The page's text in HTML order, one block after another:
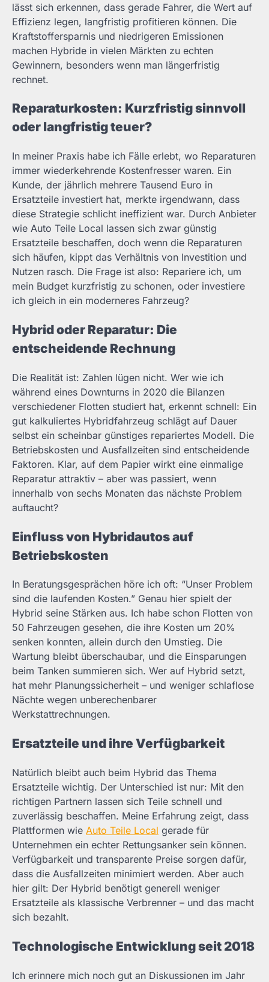
lässt sich erkennen, dass gerade Fahrer, die Wert auf
Effizienz legen, langfristig profitieren können. Die
Kraftstoffersparnis und niedrigeren Emissionen
machen Hybride in vielen Märkten zu echten
Gewinnern, besonders wenn man längerfristig
rechnet.
Reparaturkosten: Kurzfristig sinnvoll
oder langfristig teuer?
In meiner Praxis habe ich Fälle erlebt, wo Reparaturen
immer wiederkehrende Kostenfresser waren. Ein
Kunde, der jährlich mehrere Tausend Euro in
Ersatzteile investiert hat, merkte irgendwann, dass
diese Strategie schlicht ineffizient war. Durch Anbieter
wie Auto Teile Local lassen sich zwar günstig
Ersatzteile beschaffen, doch wenn die Reparaturen
sich häufen, kippt das Verhältnis von Investition und
Nutzen rasch. Die Frage ist also: Repariere ich, um
mein Budget kurzfristig zu schonen, oder investiere
ich gleich in ein moderneres Fahrzeug?
Hybrid oder Reparatur: Die
entscheidende Rechnung
Die Realität ist: Zahlen lügen nicht. Wer wie ich
während eines Downturns in 2020 die Bilanzen
verschiedener Flotten studiert hat, erkennt schnell: Ein
gut kalkuliertes Hybridfahrzeug schlägt auf Dauer
selbst ein scheinbar günstiges repariertes Modell. Die
Betriebskosten und Ausfallzeiten sind entscheidende
Faktoren. Klar, auf dem Papier wirkt eine einmalige
Reparatur attraktiv – aber was passiert, wenn
innerhalb von sechs Monaten das nächste Problem
auftaucht?
Einfluss von Hybridautos auf
Betriebskosten
In Beratungsgesprächen höre ich oft: “Unser Problem
sind die laufenden Kosten.” Genau hier spielt der
Hybrid seine Stärken aus. Ich habe schon Flotten von
50 Fahrzeugen gesehen, die ihre Kosten um 20%
senken konnten, allein durch den Umstieg. Die
Wartung bleibt überschaubar, und die Einsparungen
beim Tanken summieren sich. Wer auf Hybrid setzt,
hat mehr Planungssicherheit – und weniger schlaflose
Nächte wegen unberechenbarer
Werkstattrechnungen.
Ersatzteile und ihre Verfügbarkeit
Natürlich bleibt auch beim Hybrid das Thema
Ersatzteile wichtig. Der Unterschied ist nur: Mit den
richtigen Partnern lassen sich Teile schnell und
zuverlässig beschaffen. Meine Erfahrung zeigt, dass
Plattformen wie Auto Teile Local gerade für
Unternehmen ein echter Rettungsanker sein können.
Verfügbarkeit und transparente Preise sorgen dafür,
dass die Ausfallzeiten minimiert werden. Aber auch
hier gilt: Der Hybrid benötigt generell weniger
Ersatzteile als klassische Verbrenner – und das macht
sich bezahlt.
Technologische Entwicklung seit 2018
Ich erinnere mich noch gut an Diskussionen im Jahr